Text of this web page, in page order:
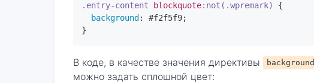
.entry-content
blockquote:not(.wpremark)
{
background : #f2f5f9;
}
В коде, в качестве значения директивы background
можно задать сплошной цвет: